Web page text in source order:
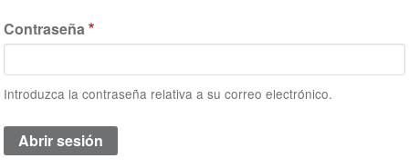
Contraseña
Introduzca la contraseña relativa a su correo electrónico.